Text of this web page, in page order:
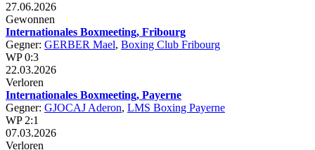
27.06.2026
Gewonnen
Internationales Boxmeeting, Fribourg
Gegner: GERBER Mael, Boxing Club Fribourg
WP 0:3
22.03.2026
Verloren
Internationales Boxmeeting, Payerne
Gegner: GJOCAJ Aderon, LMS Boxing Payerne
WP 2:1
07.03.2026
Verloren